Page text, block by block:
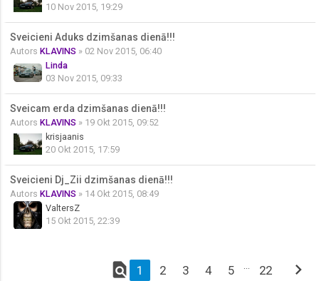
10 Nov 2015, 19:29
Sveicieni Aduks dzimšanas dienā!!!
Autors KLAVINS » 02 Nov 2015, 06:40
Linda
03 Nov 2015, 09:33
Sveicam erda dzimšanas dienā!!!
Autors KLAVINS » 19 Okt 2015, 09:52
krisjaanis
20 Okt 2015, 17:59
Sveicieni Dj_Zii dzimšanas dienā!!!
Autors KLAVINS » 14 Okt 2015, 08:49
ValtersZ
15 Okt 2015, 22:39
find_in_page 1 2 3 4 5 22 chevron_right